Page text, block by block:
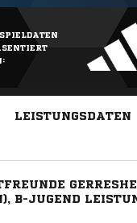
LEISTUNGSDATEN
B-JUGEND